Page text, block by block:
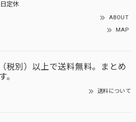
定休
ABOUT
MAP
税別）以上で送料無料。まとめ
。
送料について